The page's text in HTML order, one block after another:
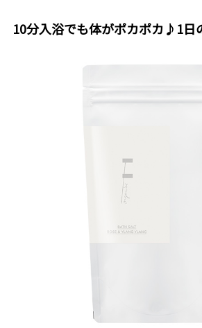
10分入浴でも体がポカポカ♪1日